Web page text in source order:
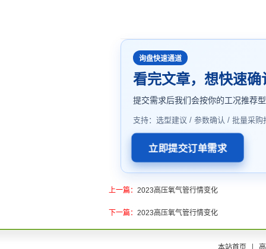
询盘快速通道
看完文章，想快速确
提交需求后我们会按你的工况推荐
支持：选型建议 / 参数确认 / 批量采购
立即提交订单需求
上一篇： 2023高压氧气管行情变化
下一篇： 2023高压氧气管行情变化
本站首页